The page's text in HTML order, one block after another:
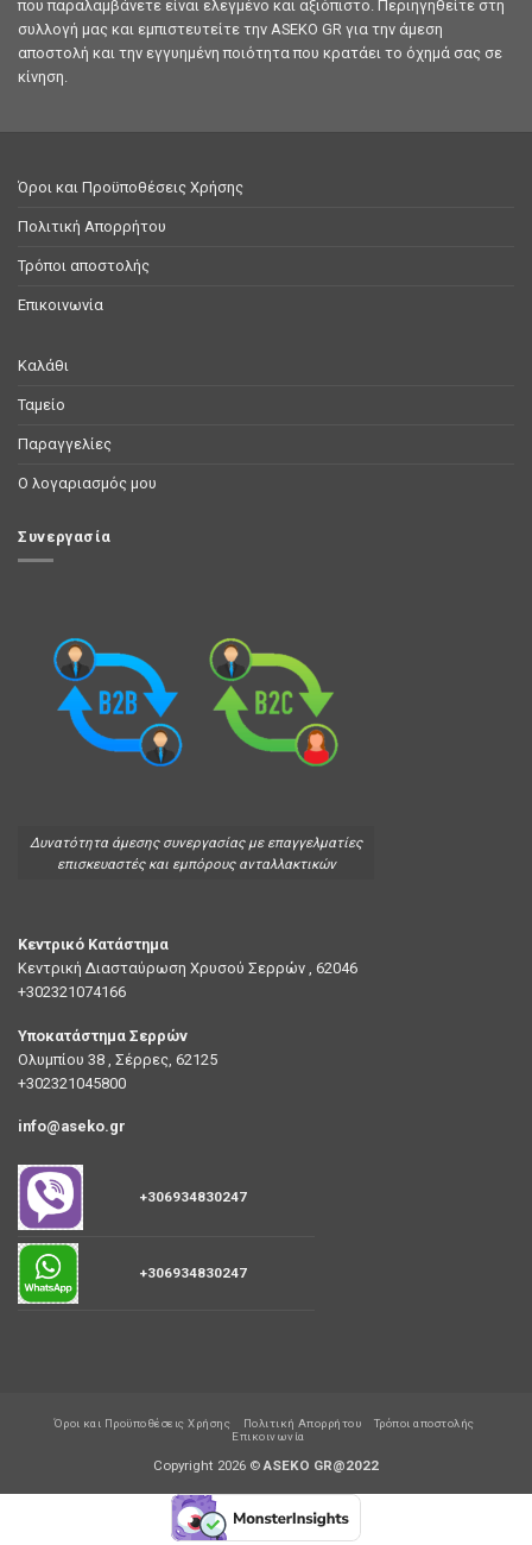
που παραλαμβάνετε είναι ελεγμένο και αξιόπιστο. Περιηγηθείτε στη
συλλογή μας και εμπιστευτείτε την ASEKO GR για την άμεση
αποστολή και την εγγυημένη ποιότητα που κρατάει το όχημά σας σε
κίνηση.
Όροι και Προϋποθέσεις Χρήσης
Πολιτική Απορρήτου
Τρόποι αποστολής
Επικοινωνία
Καλάθι
Ταμείο
Παραγγελίες
Ο λογαριασμός μου
Συνεργασία
Δυνατότητα άμεσης συνεργασίας με επαγγελματίες
επισκευαστές και εμπόρους ανταλλακτικών
Κεντρικό Κατάστημα
Κεντρική Διασταύρωση Χρυσού Σερρών , 62046
+302321074166
Υποκατάστημα Σερρών
Ολυμπίου 38 , Σέρρες, 62125
+302321045800
info@aseko.gr
+306934830247
+306934830247
Όροι και Προϋποθέσεις Χρήσης Πολιτική Απορρήτου
Τρόποι αποστολής
Επικοινωνία
Copyright 2026 © ASEKO GR@2022